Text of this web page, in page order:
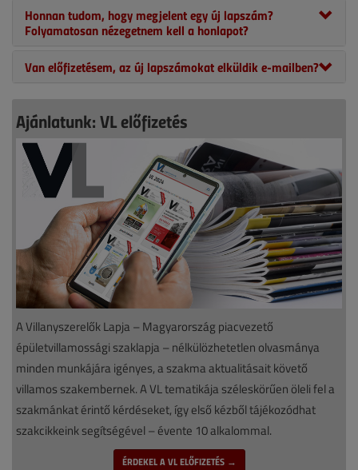
Honnan tudom, hogy megjelent egy új lapszám?
Folyamatosan nézegetnem kell a honlapot?
Van előfizetésem, az új lapszámokat elküldik e-mailben?
Ajánlatunk: VL előfizetés
A Villanyszerelők Lapja – Magyarország piacvezető
épületvillamossági szaklapja – nélkülözhetetlen olvasmánya
minden munkájára igényes, a szakma aktualitásait követő
villamos szakembernek. A VL tematikája széleskörűen öleli fel a
szakmánkat érintő kérdéseket, így első kézből tájékozódhat
szakcikkeink segítségével – évente 10 alkalommal.
ÉRDEKEL A VL ELŐFIZETÉS →